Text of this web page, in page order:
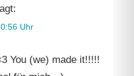
Uhr
You (we) made it!!!!!